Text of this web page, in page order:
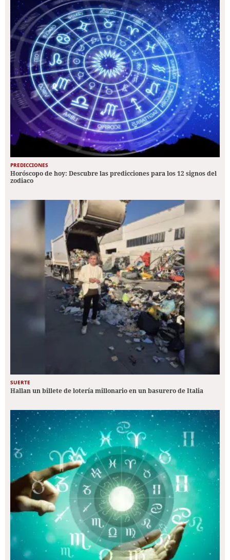
PREDICCIONES
Horóscopo de hoy: Descubre las predicciones para los 12 signos del
zodiaco
SUERTE
Hallan un billete de lotería millonario en un basurero de Italia